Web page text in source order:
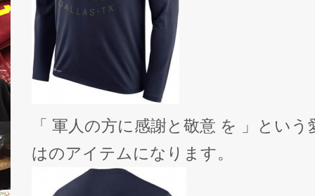
「 軍人の方に感謝と敬意 を 」とい
はのアイテムになります。